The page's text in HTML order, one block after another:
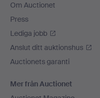
Om Auctionet
Press
Lediga jobb
Anslut ditt auktionshus
Auctionets garanti
Mer från Auctionet